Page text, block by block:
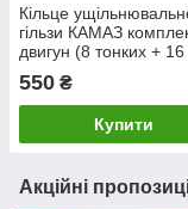
Кільце
гільзи КАМАЗ
двигун (8 тонких + 16
740.1002031/024
550 ₴
Купити
Акційні